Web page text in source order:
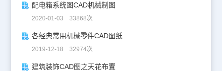
配电箱系统图CAD机械制图
2020-01-03 33868次
各经典常用机械零件CAD图纸
2019-12-18 32974次
建筑装饰CAD图之天花布置